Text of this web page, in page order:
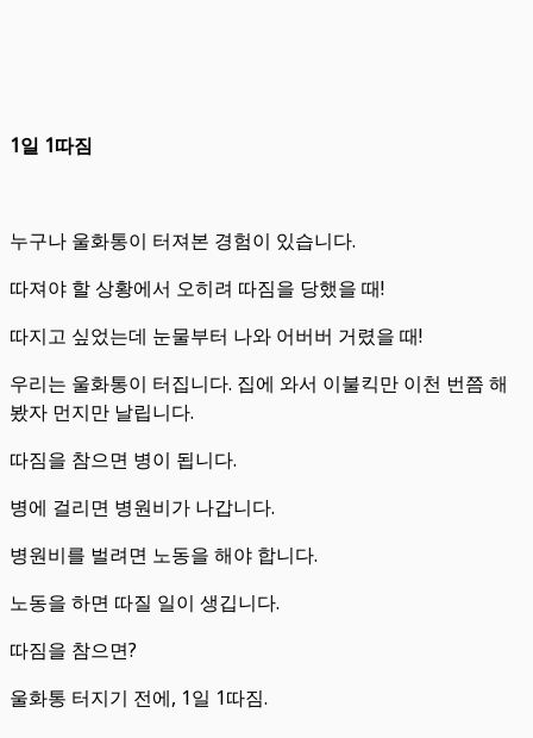
1일 1따짐
누구나 울화통이 터져본 경험이 있습니다.
따져야 할 상황에서 오히려 따짐을 당했을 때!
따지고 싶었는데 눈물부터 나와 어버버 거렸을 때!
우리는 울화통이 터집니다. 집에 와서 이불킥만 이천 번쯤 해
봤자 먼지만 날립니다.
따짐을 참으면 병이 됩니다.
병에 걸리면 병원비가 나갑니다.
병원비를 벌려면 노동을 해야 합니다.
노동을 하면 따질 일이 생깁니다.
따짐을 참으면?
울화통 터지기 전에, 1일 1따짐.